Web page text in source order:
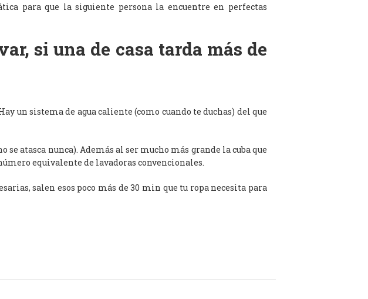
para que la siguiente persona la encuentre en perfectas
si una de casa tarda más de
un sistema de agua caliente (como cuando te duchas) del que
atasca nunca). Además al ser mucho más grande la cuba que
equivalente de lavadoras convencionales.
salen esos poco más de 30 min que tu ropa necesita para